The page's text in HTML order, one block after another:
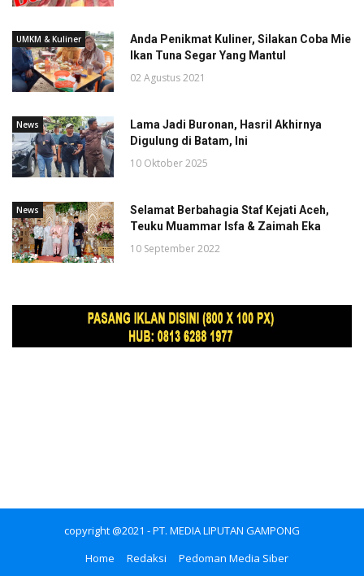
UMKM & Kuliner
Anda Penikmat Kuliner, Silakan Coba Mie
Ikan Tuna Segar Yang Mantul
02 Agustus 2021
News
Lama Jadi Buronan, Hasril Akhirnya
Digulung di Batam, Ini
10 Oktober 2025
News
Selamat Berbahagia Staf Kejati Aceh,
Teuku Muammar Isfa & Zaimah Eka
10 September 2022
copyright @2021 - PT. MEDIA LIPUTAN GAMPONG
Home
Redaksi Pedoman Media Siber